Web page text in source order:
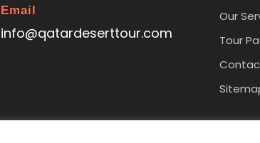
Email
info@qatardeserttour.com
Our
Tour